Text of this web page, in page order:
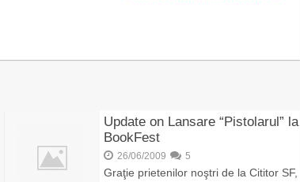
Update on Lansare “Pistolarul” la
BookFest
26/06/2009 5
Graţie prietenilor noştri de la Cititor SF,